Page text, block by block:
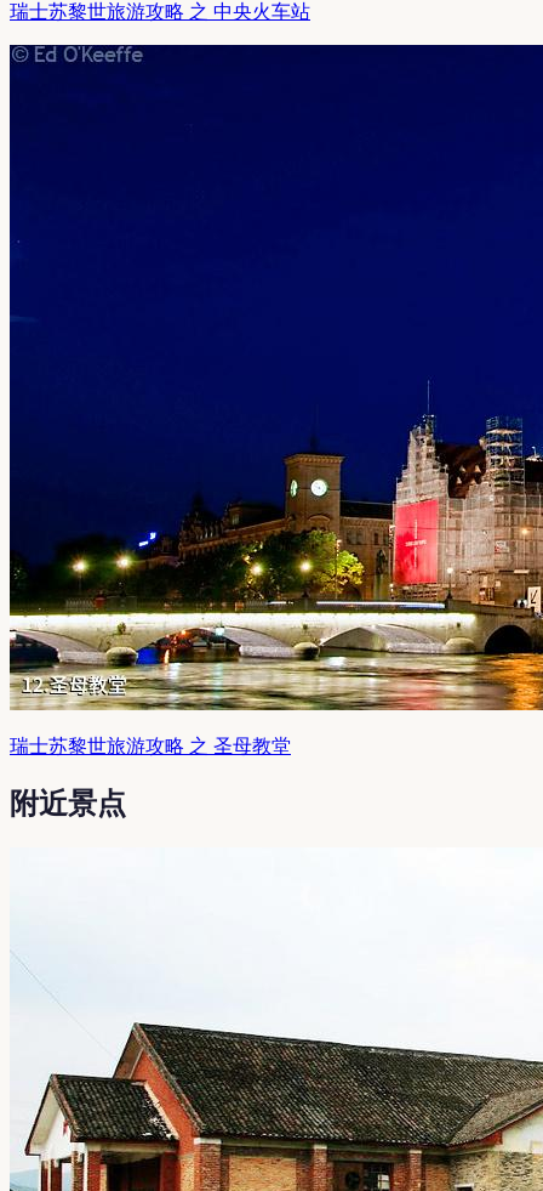
瑞士苏黎世旅游攻略 之 中央火车站
瑞士苏黎世旅游攻略 之 圣母教堂
附近景点